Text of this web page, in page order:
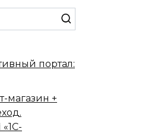
портал:
магазин +